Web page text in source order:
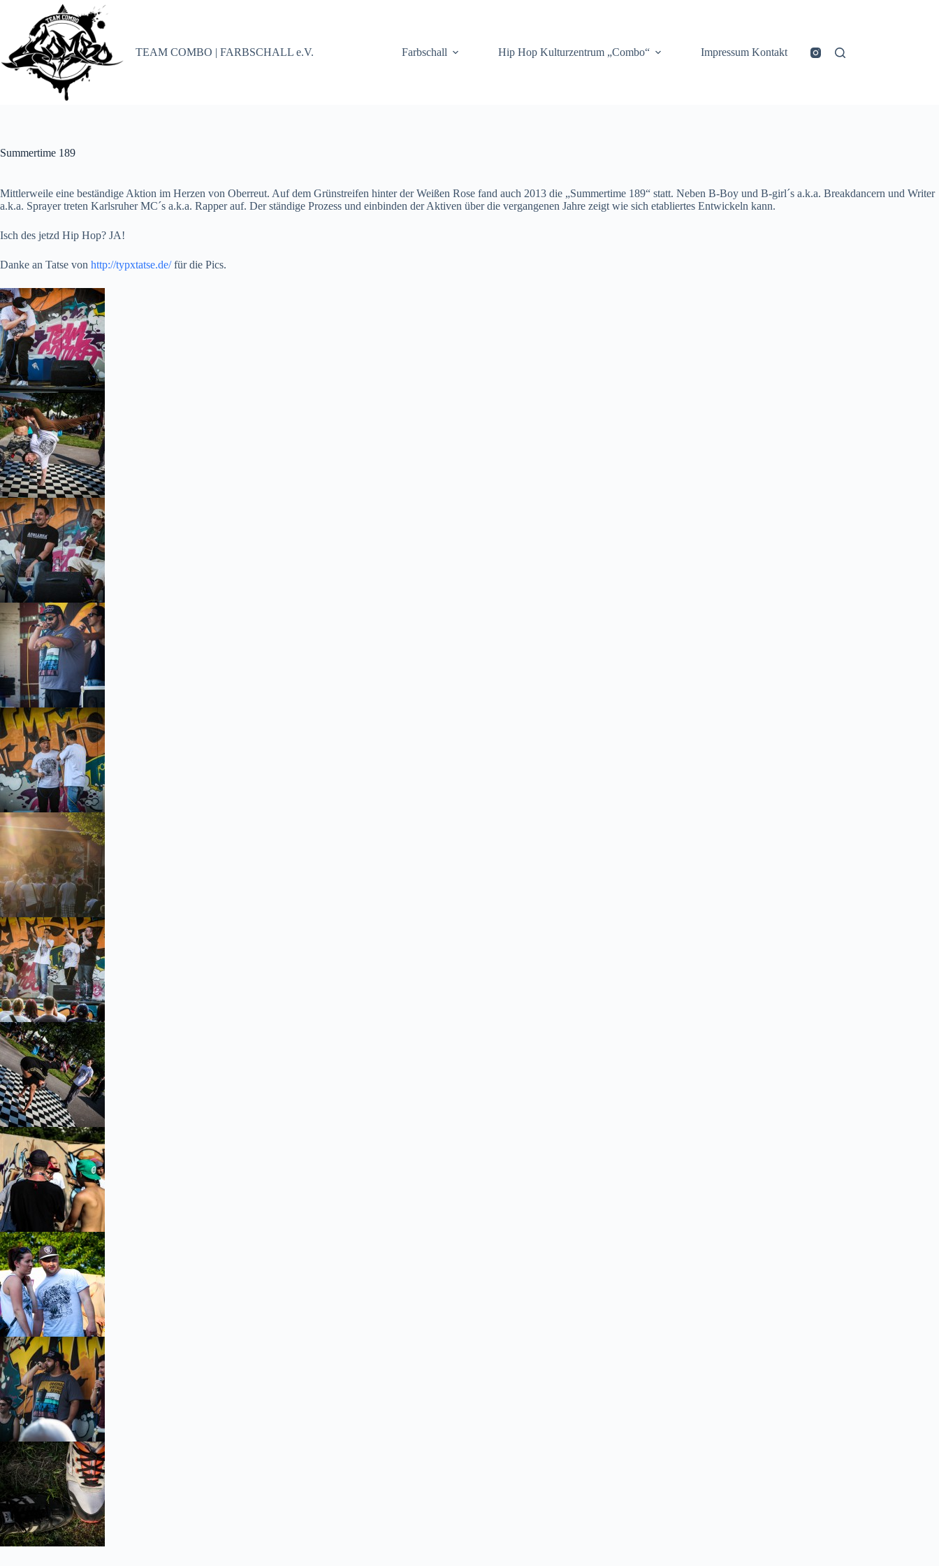
springen
TEAM COMBO | FARBSCHALL e.V.
Farbschall Hip Hop Kulturzentrum „Combo“ Impressum Kontakt
Summertime 189
Mittlerweile eine beständige Aktion im Herzen von Oberreut. Auf dem Grünstreifen hinter der Weißen Rose fand auch 2013 die „Summertime 189“ statt. Neben B-Boy und B-girl´s a.k.a. Breakdancern und Writer
a.k.a. Sprayer treten Karlsruher MC´s a.k.a. Rapper auf. Der ständige Prozess und einbinden der Aktiven über die vergangenen Jahre zeigt wie sich etabliertes Entwickeln kann.
Isch des jetzd Hip Hop? JA!
Danke an Tatse von http://typxtatse.de/für die Pics.